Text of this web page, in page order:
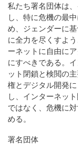
私たち署名団体は
し、特に危機の最
め、ジェンダーに
に全力を尽くすよ
ーネットに自由に
にすべきである。
ット閉鎖と検閲の
権とデジタル開発
し、インターネッ
ではなく、危機に
める。
署名団体